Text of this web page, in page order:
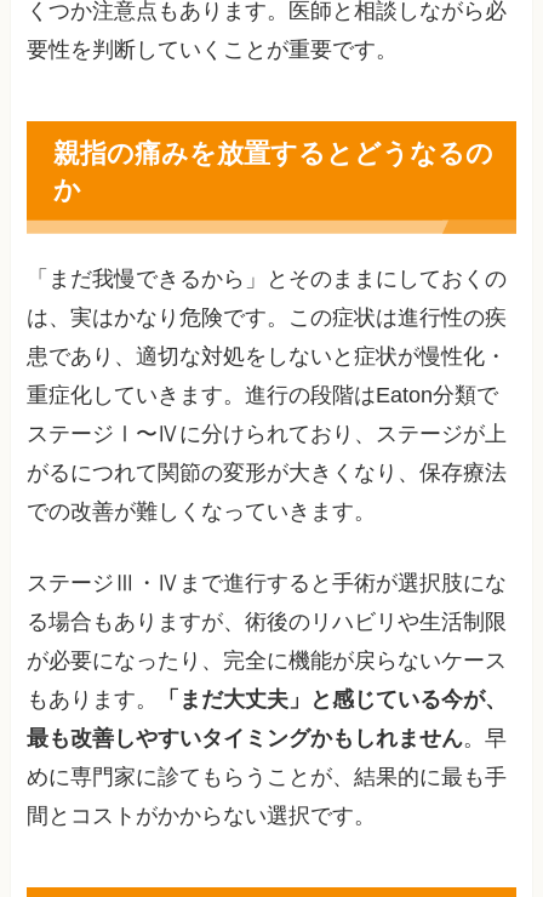
くつか注意点もあります。医師と相談しながら必
要性を判断していくことが重要です。
親指の痛みを放置するとどうなるの
か
「まだ我慢できるから」とそのままにしておくの
は、実はかなり危険です。この症状は進行性の疾
患であり、適切な対処をしないと症状が慢性化・
重症化していきます。進行の段階はEaton分類で
ステージⅠ〜Ⅳに分けられており、ステージが上
がるにつれて関節の変形が大きくなり、保存療法
での改善が難しくなっていきます。
ステージⅢ・Ⅳまで進行すると手術が選択肢にな
る場合もありますが、術後のリハビリや生活制限
が必要になったり、完全に機能が戻らないケース
もあります。
「まだ大丈夫」と感じている今が、
最も改善しやすいタイミングかもしれません。早
めに専門家に診てもらうことが、結果的に最も手
間とコストがかからない選択です。